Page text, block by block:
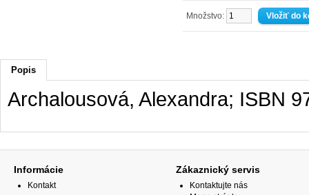
Množstvo:
Popis
Archalousová, Alexandra; ISBN
Informácie
Kontakt
Zákaznický servis
Kontaktujte nás